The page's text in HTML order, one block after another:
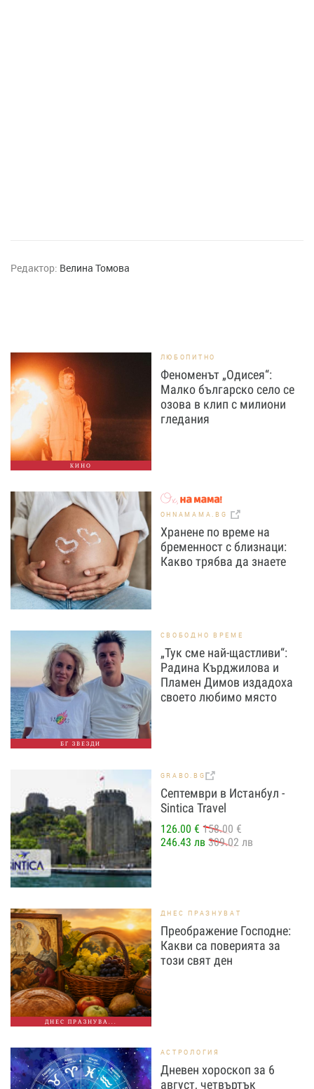
Редактор: Велина Томова
КИНО
ЛЮБОПИТНО
Феноменът „Одисея“:
Малко българско село се
озова в клип с милиони
гледания
OHNAMAMA.BG
Хранене по време на
бременност с близнаци:
Какво трябва да знаете
БГ ЗВЕЗДИ
СВОБОДНО ВРЕМЕ
„Тук сме най-щастливи“:
Радина Кърджилова и
Пламен Димов издадоха
своето любимо място
GRABO.BG
Септември в Истанбул -
Sintica Travel
126.00 € 158.00 €
246.43 лв 309.02 лв
ДНЕС ПРАЗНУВА...
ДНЕС ПРАЗНУВАТ
Преображение Господне:
Какви са поверията за
този свят ден
АСТРОЛОГИЯ
Дневен хороскоп за 6
август, четвъртък